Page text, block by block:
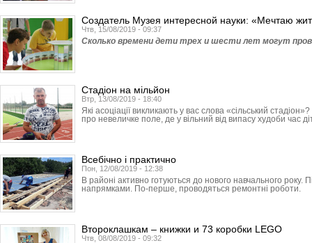
Создатель Музея интересной науки: «Мечтаю
Чтв, 15/08/2019 - 09:37
Сколько времени дети трех и шести лет могут
Стадіон на мільйон
Втр, 13/08/2019 - 18:40
Які асоціації викликають у вас слова «сільський
про невеличке поле, де у вільний від випасу худоби час
Всебічно і практично
Пон, 12/08/2019 - 12:38
В районі активно готуються до нового навчального року.
напрямками. По-перше, проводяться ремонтні роботи.
Второклашкам – книжки и 73 коробки LEGO
Чтв, 08/08/2019 - 09:32